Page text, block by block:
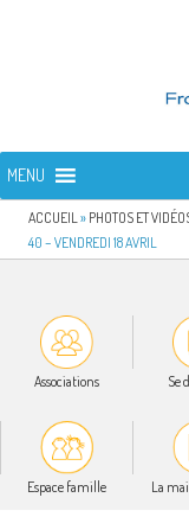
MENU
ACCUEIL » PHOTOS ET
40 – VENDREDI 18 AVRIL
Associations Se
Espace famille La